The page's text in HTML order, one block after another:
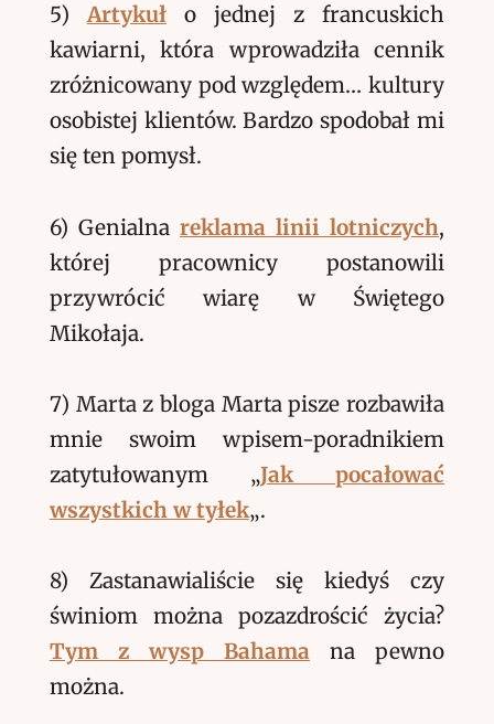
5)Artykuło jednej z francuskich
kawiarni, która wprowadziła cennik
zróżnicowany pod względem… kultury
osobistej klientów. Bardzo spodobał mi
się ten pomysł.
6) Genialna reklama linii lotniczych,
której pracownicy postanowili
przywrócić wiarę w Świętego
Mikołaja.
7) Marta z bloga Marta pisze rozbawiła
mnie swoim wpisem-poradnikiem
zatytułowanym „Jak pocałować
wszystkich w tyłek„.
8) Zastanawialiście się kiedyś czy
świniom można pozazdrościć życia?
Tym z wysp Bahama na pewno
można.